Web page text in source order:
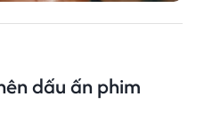
dấu ấn phim